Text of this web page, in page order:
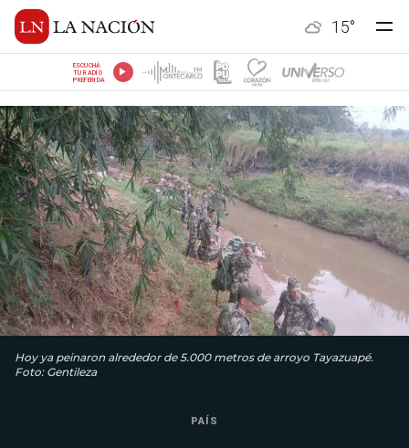
15°
ESCUCHÁ
TU RADIO
PREFERIDA
Hoy ya peinaron alrededor de 5.000 metros de arroyo Tayazuapé.
Foto: Gentileza
PAÍS